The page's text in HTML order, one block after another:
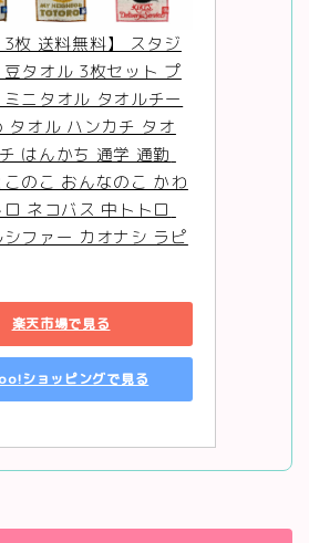
3枚 送料無料】 スタジ
豆タオル 3枚セット プ
ニタオル タオルチー
タオル ハンカチ タオ
はんかち 通学 通勤
のこ おんなのこ かわ
ネコバス 中トトロ
ファー カオナシ ラピ
楽天市場で見る
ショッピングで見る